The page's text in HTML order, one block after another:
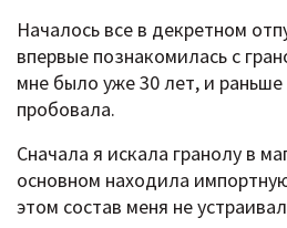
Началось все в декретном
впервые познакомилась с
мне было уже 30 лет, и раньше
пробовала.
Сначала я искала гранолу в
основном находила
этом состав меня не